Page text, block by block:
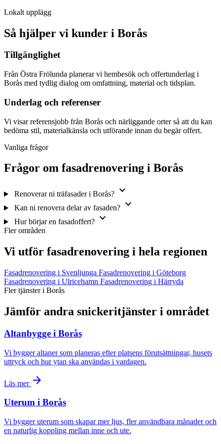
Lokalt upplägg
Så hjälper vi kunder i Borås
Tillgänglighet
Från Östra Frölunda planerar vi hembesök och offertunderlag i
Borås med tydlig dialog om omfattning, material och tidsplan.
Underlag och referenser
Vi visar referensjobb från Borås och närliggande orter så att du kan
bedöma stil, materialkänsla och utförande innan du begär offert.
Vanliga frågor
Frågor om fasadrenovering i Borås
Renoverar ni träfasader i Borås? expand_more
Kan ni renovera delar av fasaden? expand_more
Hur börjar en fasadoffert? expand_more
Fler områden
Vi utför fasadrenovering i hela regionen
Fasadrenovering i Svenljunga Fasadrenovering i Göteborg
Fasadrenovering i Ulricehamn Fasadrenovering i Härryda
Fler tjänster i Borås
Jämför andra snickeritjänster i området
Altanbygge i Borås
Vi bygger altaner som planeras efter platsens förutsättningar, husets
uttryck och hur ytan ska användas i vardagen.
Läs mer arrow_forward
Uterum i Borås
Vi bygger uterum som skapar mer ljus, fler användbara månader och
en naturlig koppling mellan inne och ute.